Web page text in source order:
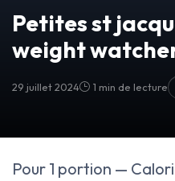
Petites st
weight
29 juillet 2024 1 min de lecture
Pour 1 portion —